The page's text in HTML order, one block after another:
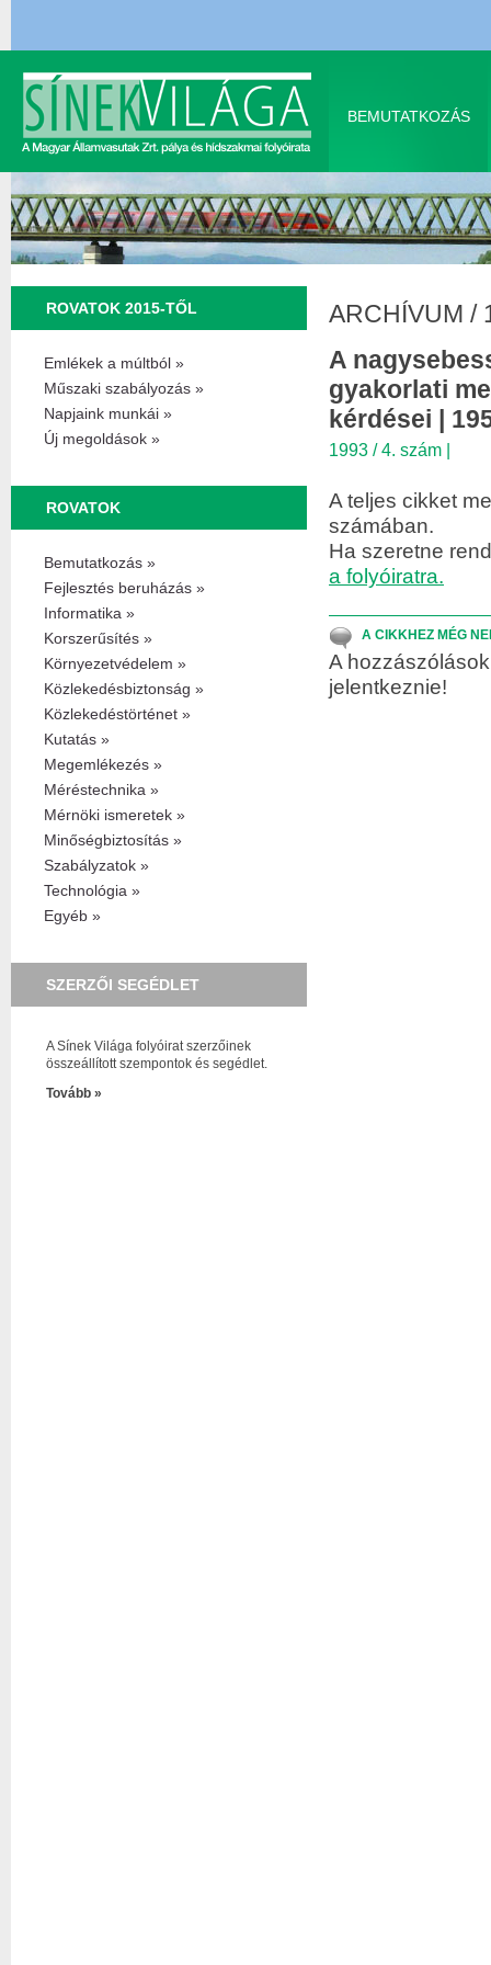
BEMUTATKOZÁS
ROVATOK 2015-TŐL
Emlékek a múltból »
Műszaki szabályozás »
Napjaink munkái »
Új megoldások »
ROVATOK
Bemutatkozás »
Fejlesztés beruházás »
Informatika »
Korszerűsítés »
Környezetvédelem »
Közlekedésbiztonság »
Közlekedéstörténet »
Kutatás »
Megemlékezés »
Méréstechnika »
Mérnöki ismeretek »
Minőségbiztosítás »
Szabályzatok »
Technológia »
Egyéb »
SZERZŐI SEGÉDLET
A Sínek Világa folyóirat szerzőinek
összeállított szempontok és segédlet.
Tovább »
ARCHÍVUM /
A
gyakorlati
kérdései |
1993 / 4. szám |
A teljes cikket
számában.
Ha szeretne
a folyóiratra.
A CIKKHEZ MÉG
A
jelentkeznie!